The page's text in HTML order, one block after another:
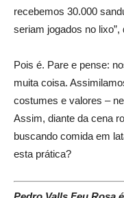
recebemos 30.000
seriam jogados no lixo”,
Pois é. Pare e pense:
muita coisa.
costumes e valores –
Assim, diante da cena
buscando comida em
esta prática?